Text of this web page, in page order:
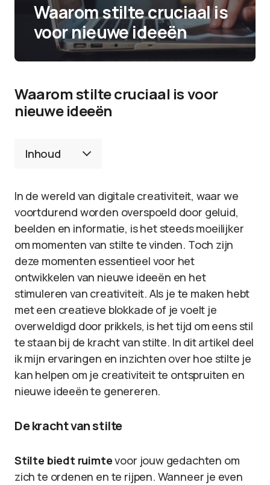
Waarom stilte cruciaal is
voor nieuwe ideeën
Waarom stilte cruciaal is voor
nieuwe ideeën
Inhoud
In de wereld van digitale creativiteit, waar we
voortdurend worden overspoeld door geluid,
beelden en informatie, is het steeds moeilijker
om momenten van stilte te vinden. Toch zijn
deze momenten essentieel voor het
ontwikkelen van nieuwe ideeën en het
stimuleren van creativiteit. Als je te maken hebt
met een creatieve blokkade of je voelt je
overweldigd door prikkels, is het tijd om eens stil
te staan bij de kracht van stilte. In dit artikel deel
ik mijn ervaringen en inzichten over hoe stilte je
kan helpen om je creativiteit te ontspruiten en
nieuwe ideeën te genereren.
De kracht van stilte
Stilte biedt ruimtevoor jouw gedachten om
zich te ordenen en te rijpen. Wanneer je even